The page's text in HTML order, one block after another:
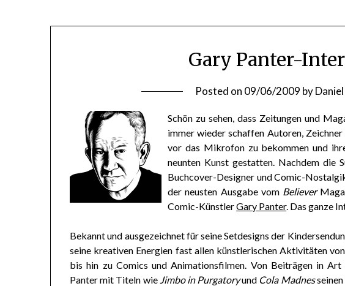
Gary Panter-
Posted on 09/06/2009 by
Schön zu sehen, dass Zeitungen und
immer wieder schaffen Autoren,
vor das Mikrofon zu bekommen und
neunten Kunst gestatten. Nachdem die
Buchcover-Designer und Comic-
der neusten Ausgabe vom Believer
Comic-KünstlerGary Panter. Das ganze
Bekannt und ausgezeichnet für seine Setdesigns der
seine kreativen Energien fast allen künstlerischen Aktivitäten
bis hin zu Comics und Animationsfilmen. Von Beiträgen in Art
Panter mit Titeln wie Jimbo in Purgatoryund Cola Madnesseinen